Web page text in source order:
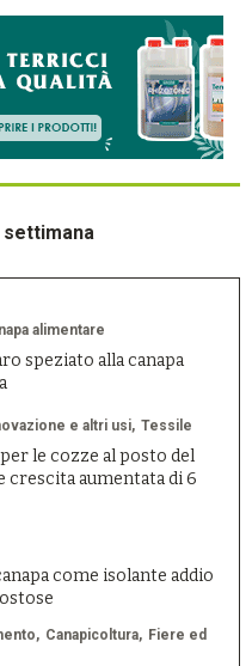
alimentare
speziato alla canapa
e altri usi Tessile
le cozze al posto del
crescita aumentata di 6
come isolante addio
Canapicoltura
Fiere ed